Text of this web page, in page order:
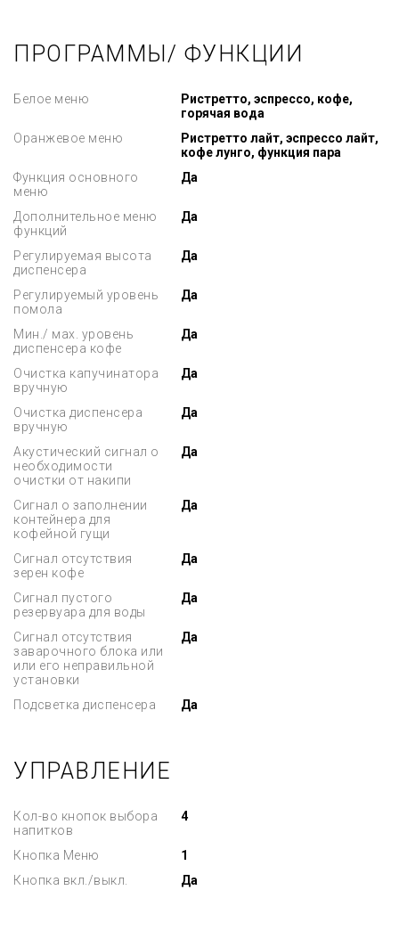
ПРОГРАММЫ/ ФУНКЦИИ
Белое меню
Ристретто, эспрессо, кофе,
горячая вода
Оранжевое меню
Ристретто лайт, эспрессо лайт,
кофе лунго, функция пара
Функция основного
меню
Да
Дополнительное меню
функций
Да
Регулируемая высота
диспенсера
Да
Регулируемый уровень
помола
Да
Мин./ мах. уровень
диспенсера кофе
Да
Очистка капучинатора
вручную
Да
Очистка диспенсера
вручную
Да
Акустический сигнал о
необходимости
очистки от накипи
Да
Сигнал о заполнении
контейнера для
кофейной гущи
Да
Сигнал отсутствия
зерен кофе
Да
Сигнал пустого
резервуара для воды
Да
Сигнал отсутствия
заварочного блока или
или его неправильной
установки
Да
Подсветка диспенсера Да
УПРАВЛЕНИЕ
Кол-во кнопок выбора
напитков
4
Кнопка Меню
1
Кнопка вкл./выкл.
Да